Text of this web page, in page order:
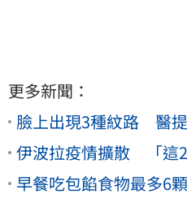
更多新聞：
臉上出現3種紋路 醫
伊波拉疫情擴散 「這
早餐吃包餡食物最多6